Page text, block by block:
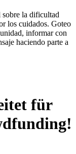
la dificultad
los cuidados. Goteo
informar con
haciendo parte a
für